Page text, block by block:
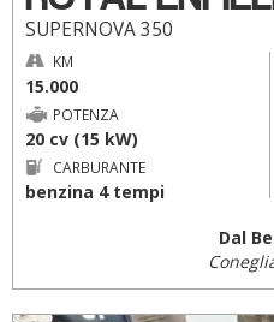
SUPERNOVA 350
KM
15.000
POTENZA
20 cv (15 kW)
CARBURANTE
benzina 4 tempi
Dal